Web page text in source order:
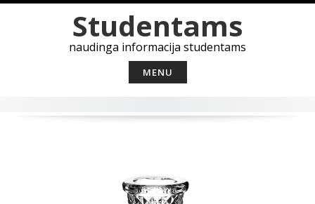
to
content
Studentams
naudinga informacija studentams
MENU